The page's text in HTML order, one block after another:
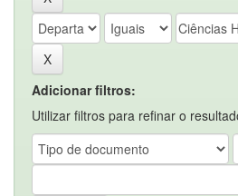
Adicionar filtros:
Utilizar filtros para refinar o